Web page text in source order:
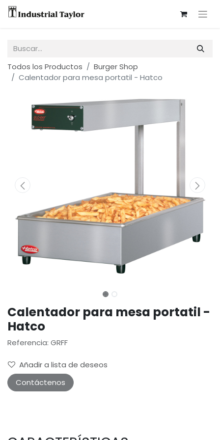
Todos los Productos
Burger Shop
Calentador para mesa portatil - Hatco
Calentador para mesa portatil -
Hatco
Referencia: GRFF
Añadir a lista de deseos
Contáctenos